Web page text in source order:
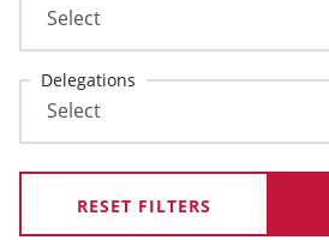
Delegations
RESET FILTERS